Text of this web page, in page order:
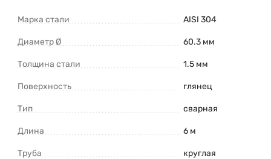
Марка стали AISI 304
Диаметр Ø 60.3 мм
Толщина стали 1.5 мм
Поверхность глянец
Тип сварная
Длина 6 м
Труба круглая